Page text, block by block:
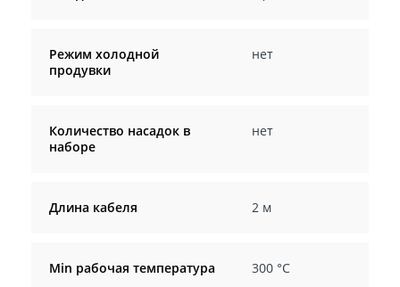
Режим холодной
продувки
нет
Количество насадок в
наборе
нет
Длина кабеля 2 м
Min рабочая температура 300 °С